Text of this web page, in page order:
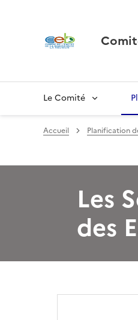
Le Comité
Accueil Planification
Les
des